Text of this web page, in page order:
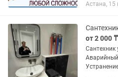
ОСНОВНЫЕ
Астана, 15
от 2 000 ₸
Сантехник
Аварийный